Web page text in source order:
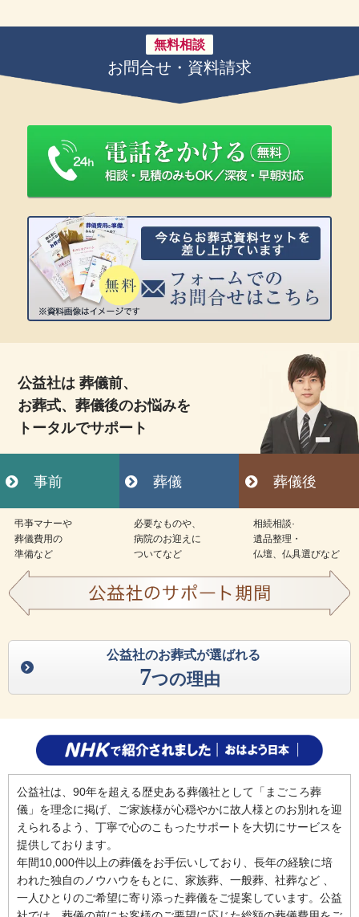
無料相談
お問合せ・資料請求
公益社は 葬儀前、
お葬式、葬儀後のお悩みを
トータルでサポート
事前 葬儀 葬儀後
弔亊マナーや
葬儀費用の
準備など
必要なものや、
病院のお迎えに
ついてなど
相続相談·
遺品整理・
仏壇、仏具選びなど
公益社のお葬式が選ばれる
7つの理由
公益社は、90年を超える歴史ある葬儀社として「まごころ葬
儀」を理念に掲げ、ご家族様が心穏やかに故人様とのお別れを迎
えられるよう、丁寧で心のこもったサポートを大切にサービスを
提供しております。
年間10,000件以上の葬儀をお手伝いしており、長年の経験に培
われた独自のノウハウをもとに、家族葬、一般葬、社葬など 、
一人ひとりのご希望に寄り添った葬儀をご提案しています。公益